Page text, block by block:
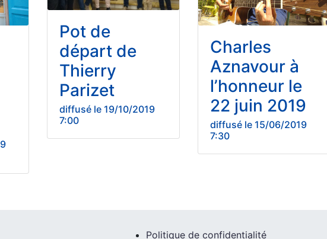
Pot de
départ de
Thierry
Parizet
diffusé le 19/10/2019
7:00
Charles
Aznavour à
l’honneur le
22 juin 2019
diffusé le 15/06/2019
7:30
Politique de confidentialité